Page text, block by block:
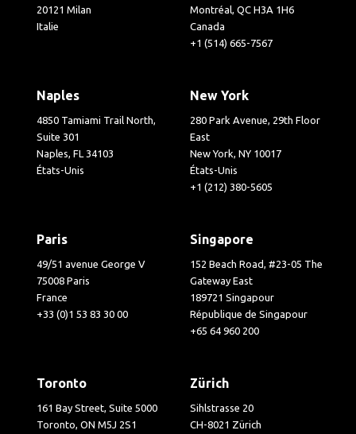
20121 Milan
Italie
Montréal, QC H3A 1H6
Canada
+1 (514) 665-7567
Naples
4850 Tamiami Trail North,
Suite 301
Naples, FL 34103
États-Unis
New York
280 Park Avenue, 29th Floor
East
New York, NY 10017
États-Unis
+1 (212) 380-5605
Paris
49/51 avenue George V
75008 Paris
France
+33 (0)1 53 83 30 00
Singapore
152 Beach Road, #23-05 The
Gateway East
189721 Singapour
République de Singapour
+65 64 960 200
Toronto
161 Bay Street, Suite 5000
Toronto, ON M5J 2S1
Zürich
Sihlstrasse 20
CH-8021 Zürich